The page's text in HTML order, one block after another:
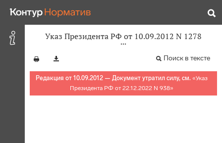
Указ Президента РФ от 10.09.2012 N 1278
Поиск в тексте
Редакция от 10.09.2012 — Документ утратил силу, см.«Указ
Президента РФ от 22.12.2022 N 938»